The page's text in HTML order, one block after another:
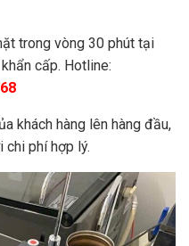
trong vòng 30 phút tại
cấp. Hotline:
khách hàng lên hàng đầu,
chi phí hợp lý.